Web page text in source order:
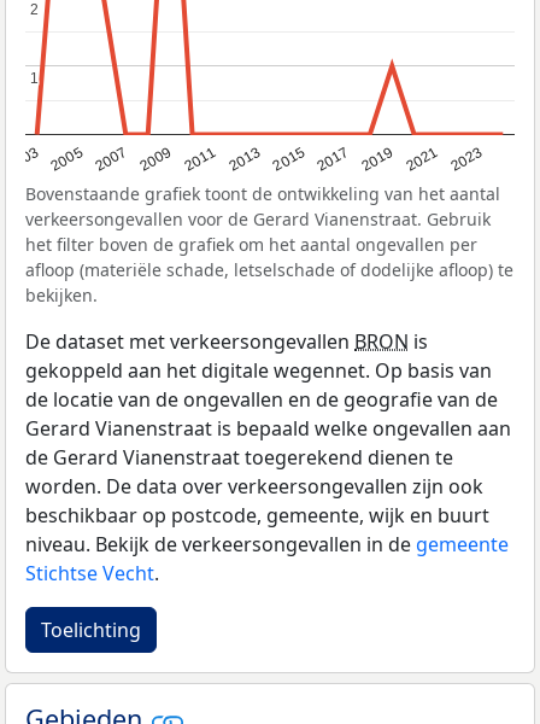
2003 2005 2007 2009 2011 2013 2015 2017 2019 2021 2023
1
1
2
2
Bovenstaande grafiek toont de ontwikkeling van het aantal
verkeersongevallen voor de Gerard Vianenstraat. Gebruik
het filter boven de grafiek om het aantal ongevallen per
afloop (materiële schade, letselschade of dodelijke afloop) te
bekijken.
De dataset met verkeersongevallen BRON is
gekoppeld aan het digitale wegennet. Op basis van
de locatie van de ongevallen en de geografie van de
Gerard Vianenstraat is bepaald welke ongevallen aan
de Gerard Vianenstraat toegerekend dienen te
worden. De data over verkeersongevallen zijn ook
beschikbaar op postcode, gemeente, wijk en buurt
niveau. Bekijk de verkeersongevallen in de gemeente
Stichtse Vecht.
Toelichting